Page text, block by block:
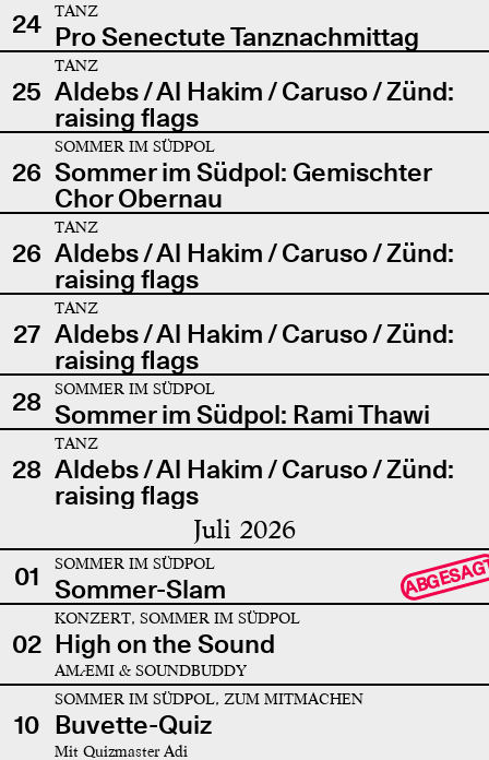
24
TANZ
Pro Senectute Tanznachmittag
25
TANZ
Aldebs / Al Hakim / Caruso / Zünd:
raising flags
26
SOMMER IM SÜDPOL
Sommer im Südpol: Gemischter
Chor Obernau
26
TANZ
Aldebs / Al Hakim / Caruso / Zünd:
raising flags
27
TANZ
Aldebs / Al Hakim / Caruso / Zünd:
raising flags
28
SOMMER IM SÜDPOL
Sommer im Südpol: Rami Thawi
28
TANZ
Aldebs / Al Hakim / Caruso / Zünd:
raising flags
Juli 2026
01 SOMMER IM SÜDPOL
Sommer-Slam
02
KONZERT, SOMMER IM SÜDPOL
High on the Sound
AMÆMI & SOUNDBUDDY
10
SOMMER IM SÜDPOL, ZUM MITMACHEN
Buvette-Quiz
Mit Quizmaster Adi